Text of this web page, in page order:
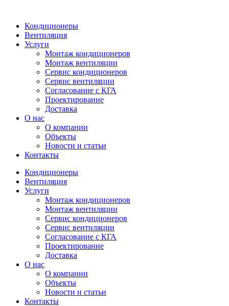
Кондиционеры
Вентиляция
Услуги
Монтаж кондиционеров
Монтаж вентиляции
Сервис кондиционеров
Сервис вентиляции
Согласование с КГА
Проектирование
Доставка
О нас
О компании
Объекты
Новости и статьи
Контакты
Кондиционеры
Вентиляция
Услуги
Монтаж кондиционеров
Монтаж вентиляции
Сервис кондиционеров
Сервис вентиляции
Согласование с КГА
Проектирование
Доставка
О нас
О компании
Объекты
Новости и статьи
Контакты